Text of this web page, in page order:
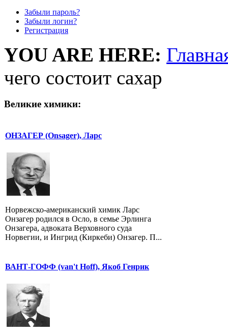
Забыли пароль?
Забыли логин?
Регистрация
YOU ARE HERE:
чего состоит сахар
Великие химики:
ОНЗАГЕР (Onsager), Ларс
Норвежско-американский химик Ларс
Онзагер родился в Осло, в семье Эрлинга
Онзагера, адвоката Верховного суда
Норвегии, и Ингрид (Киркеби) Онзагер. П...
ВАНТ-ГОФФ (van't Hoff), Якоб Генрик